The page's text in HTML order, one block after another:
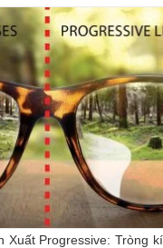
Xuất Progressive: Tròng